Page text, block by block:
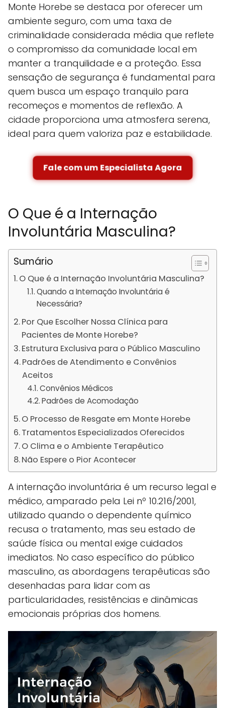
Monte Horebe se destaca por oferecer um
ambiente seguro, com uma taxa de
criminalidade considerada média que reflete
o compromisso da comunidade local em
manter a tranquilidade e a proteção. Essa
sensação de segurança é fundamental para
quem busca um espaço tranquilo para
recomeços e momentos de reflexão. A
cidade proporciona uma atmosfera serena,
ideal para quem valoriza paz e estabilidade.
Fale com um Especialista Agora
O Que é a Internação
Involuntária Masculina?
Sumário
O Que é a Internação Involuntária Masculina?
Quando a Internação Involuntária é
Necessária?
Por Que Escolher Nossa Clínica para
Pacientes de Monte Horebe?
Estrutura Exclusiva para o Público Masculino
Padrões de Atendimento e Convênios
Aceitos
Convênios Médicos
Padrões de Acomodação
O Processo de Resgate em Monte Horebe
Tratamentos Especializados Oferecidos
O Clima e o Ambiente Terapêutico
Não Espere o Pior Acontecer
A internação involuntária é um recurso legal e
médico, amparado pela Lei nº 10.216/2001,
utilizado quando o dependente químico
recusa o tratamento, mas seu estado de
saúde física ou mental exige cuidados
imediatos. No caso específico do público
masculino, as abordagens terapêuticas são
desenhadas para lidar com as
particularidades, resistências e dinâmicas
emocionais próprias dos homens.